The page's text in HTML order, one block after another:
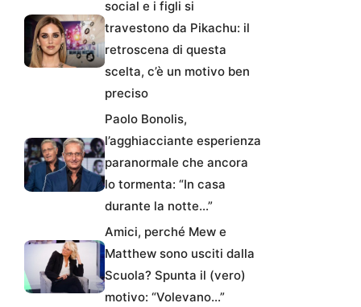
social e i figli si
travestono da Pikachu: il
retroscena di questa
scelta, c’è un motivo ben
preciso
Paolo Bonolis,
l’agghiacciante esperienza
paranormale che ancora
lo tormenta: “In casa
durante la notte…”
Amici, perché Mew e
Matthew sono usciti dalla
Scuola? Spunta il (vero)
motivo: “Volevano…”